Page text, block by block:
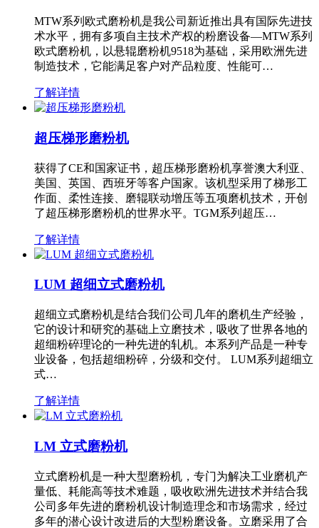
MTW系列欧式磨粉机是我公司新近推出具有国际先进技
术水平，拥有多项自主技术产权的粉磨设备—MTW系列
欧式磨粉机，以悬辊磨粉机9518为基础，采用欧洲先进
制造技术，它能满足客户对产品粒度、性能可…
了解详情
超压梯形磨粉机
获得了CE和国家证书，超压梯形磨粉机享誉澳大利亚、
美国、英国、西班牙等客户国家。该机型采用了梯形工
作面、柔性连接、磨辊联动增压等五项磨机技术，开创
了超压梯形磨粉机的世界水平。TGM系列超压…
了解详情
LUM 超细立式磨粉机
超细立式磨粉机是结合我们公司几年的磨机生产经验，
它的设计和研究的基础上立磨技术，吸收了世界各地的
超细粉碎理论的一种先进的轧机。本系列产品是一种专
业设备，包括超细粉碎，分级和交付。 LUM系列超细立
式…
了解详情
LM 立式磨粉机
立式磨粉机是一种大型磨粉机，专门为解决工业磨机产
量低、耗能高等技术难题，吸收欧洲先进技术并结合我
公司多年先进的磨粉机设计制造理念和市场需求，经过
多年的潜心设计改进后的大型粉磨设备。立磨采用了合